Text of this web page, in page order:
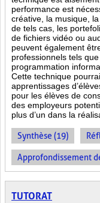
performance est
créative, la musique,
de tels cas, les
de fichiers vidéo ou
peuvent également
professionnels tels
programmation
Cette technique
apprentissages
pour les élèves de
des employeurs
plus d’un dans la
Synthèse (19)
Approfondissement
TUTORAT